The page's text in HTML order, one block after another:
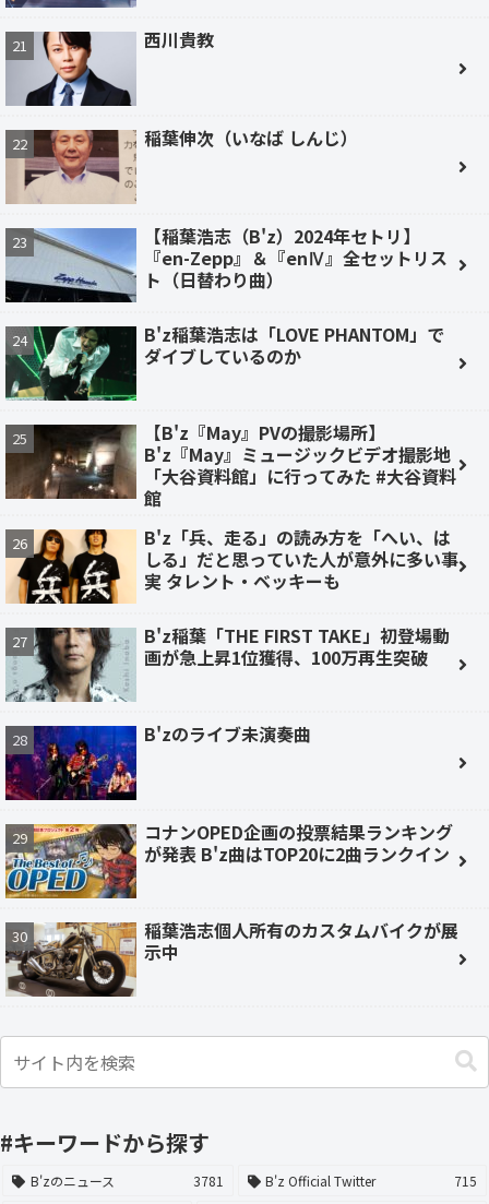
西川貴教
稲葉伸次（いなば しんじ）
【稲葉浩志（B'z）2024年セトリ】
『en-Zepp』＆『enⅣ』全セットリス
ト（日替わり曲）
B'z稲葉浩志は「LOVE PHANTOM」で
ダイブしているのか
【B'z『May』PVの撮影場所】
B'z『May』ミュージックビデオ撮影地
「大谷資料館」に行ってみた #大谷資料
館
B'z「兵、走る」の読み方を「へい、は
しる」だと思っていた人が意外に多い事
実 タレント・ベッキーも
B'z稲葉「THE FIRST TAKE」初登場動
画が急上昇1位獲得、100万再生突破
B'zのライブ未演奏曲
コナンOPED企画の投票結果ランキング
が発表 B'z曲はTOP20に2曲ランクイン
稲葉浩志個人所有のカスタムバイクが展
示中
#キーワードから探す
B'zのニュース 3781 B'z Official Twitter
715